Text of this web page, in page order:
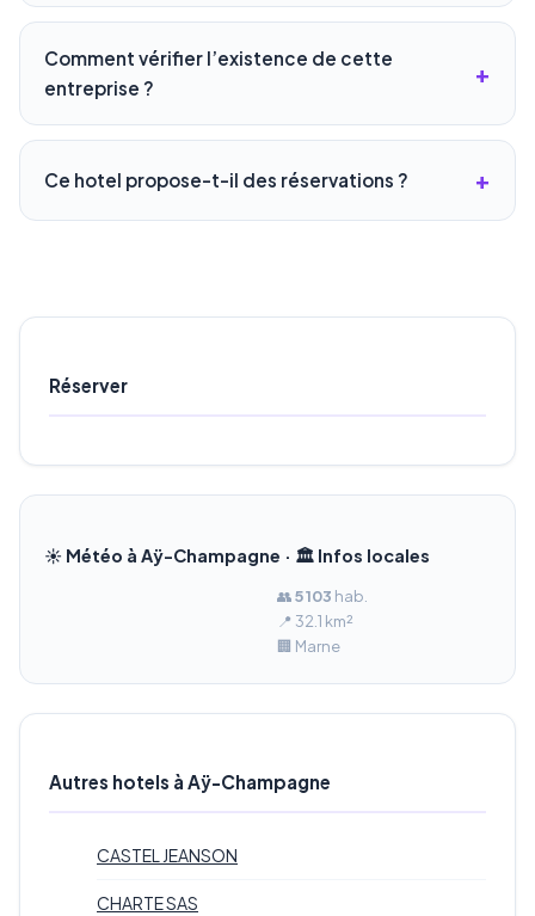
Comment vérifier l’existence de cette
entreprise ?
Ce hotel propose-t-il des réservations ?
Réserver
☀️ Météo à Aÿ-Champagne · 🏛️ Infos locales
👥5 103 hab.
📍 32.1 km²
🏢 Marne
Autres hotels à Aÿ-Champagne
CASTEL JEANSON
CHARTE SAS